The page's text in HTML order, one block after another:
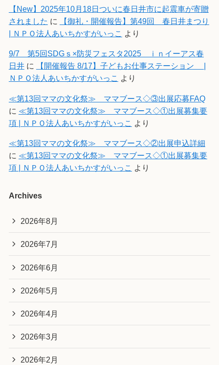
【New】2025年10月18日ついに春日井市に起震車が寄贈
されました に
【御礼・開催報告】第49回 春日井まつり
| ＮＰＯ法人あいちかすがいっこ より
9/7 第5回SDGｓ×防災フェスタ2025 ｉｎイーアス春
日井に
【開催報告 8/17】子どもお仕事ステーション |
ＮＰＯ法人あいちかすがいっこ より
≪第13回ママの文化祭≫ ママブース◇③出展応募FAQ
に ≪第13回ママの文化祭≫ ママブース◇①出展募集要
項 | ＮＰＯ法人あいちかすがいっこ
より
≪第13回ママの文化祭≫ ママブース◇②出展申込詳細
に ≪第13回ママの文化祭≫ ママブース◇①出展募集要
項 | ＮＰＯ法人あいちかすがいっこ より
Archives
2026年8月
2026年7月
2026年6月
2026年5月
2026年4月
2026年3月
2026年2月